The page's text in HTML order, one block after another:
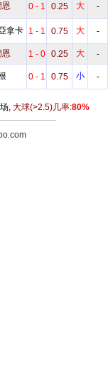
恩 0 - 1 0.25 大
-
拿卡 1 - 1 0.75 大 -
恩 1 - 0 0.25 大
-
0 - 1 0.75 小 -
, 大球(>2.5)几率:80%